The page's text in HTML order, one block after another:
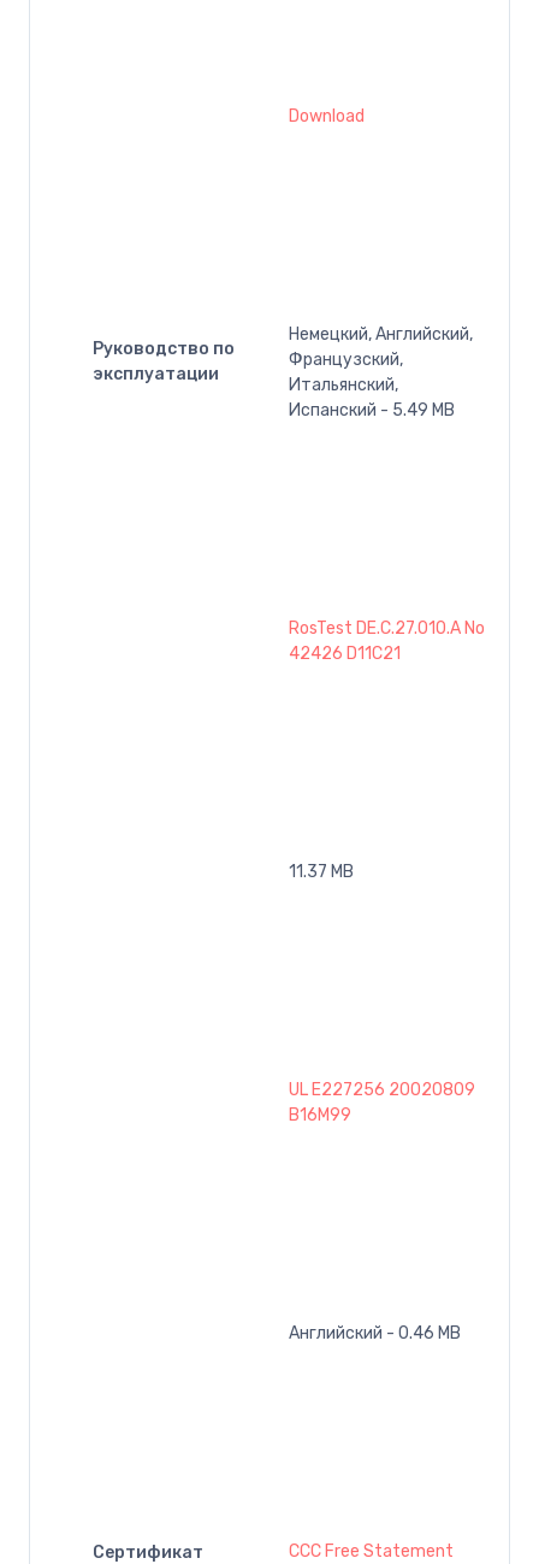
Руководство по
эксплуатации
Download
Немецкий, Английский,
Французский,
Итальянский,
Испанский - 5.49 MB
Сертификат
RosTest DE.C.27.010.A No
42426 D11C21
11.37 MB
UL E227256 20020809
B16M99
Английский - 0.46 MB
CCC Free Statement